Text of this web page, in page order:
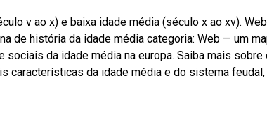
v ao x) e baixa idade média (século x ao xv).
de história da idade média categoria: Web — um
da idade média na europa. Saiba mais sobre
características da idade média e do sistema